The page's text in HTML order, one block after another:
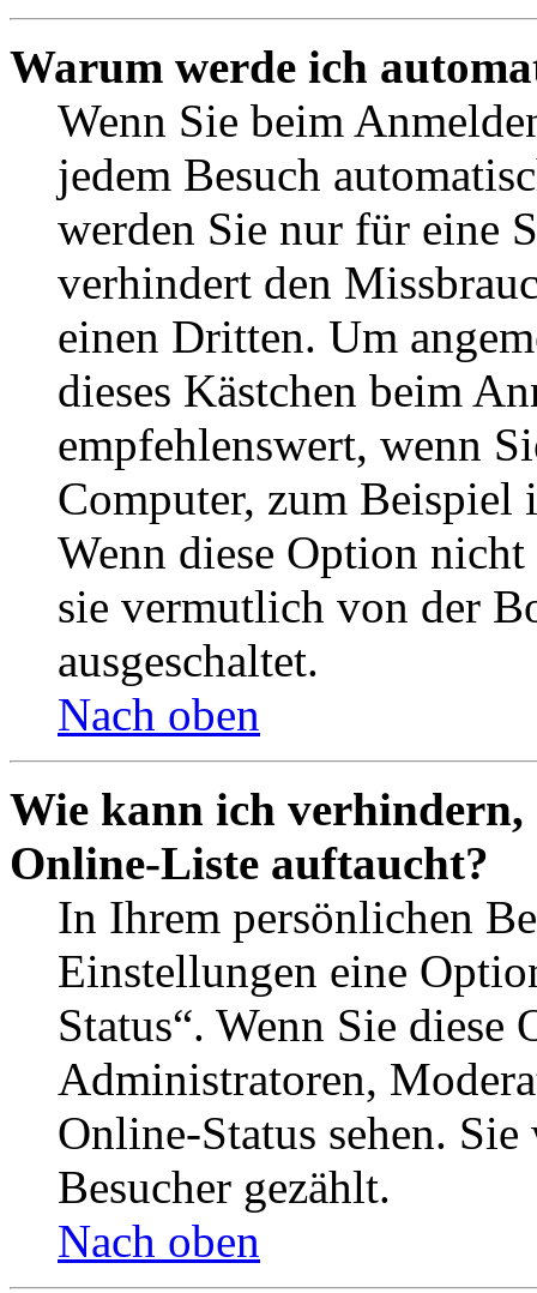
Warum werde ich
Wenn Sie beim
jedem Besuch
werden Sie nur für eine
verhindert den
einen Dritten. Um
dieses Kästchen beim
empfehlenswert, wenn
Computer, zum Beispiel
Wenn diese Option
sie vermutlich von der
ausgeschaltet.
Nach oben
Wie kann ich verhindern,
Online-Liste auftaucht?
In Ihrem persönlichen
Einstellungen eine
Status“. Wenn Sie
Administratoren,
Online-Status sehen.
Besucher gezählt.
Nach oben